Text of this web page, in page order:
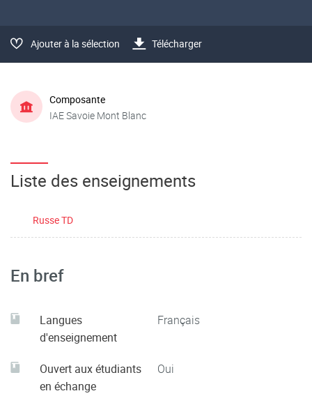
Ajouter à la sélection Télécharger
Composante
IAE Savoie Mont Blanc
Liste des enseignements
Russe TD
En bref
Langues
d'enseignement
Français
Ouvert aux étudiants
en échange
Oui